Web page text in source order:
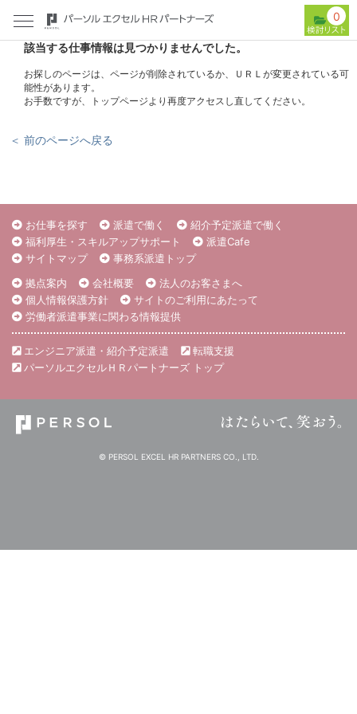
0
該当する仕事情報は見つかりませんでした。
お探しのページは、ページが削除されているか、ＵＲＬが変更されている可
能性があります。
お手数ですが、トップページより再度アクセスし直してください。
＜ 前のページへ戻る
お仕事を探す 派遣で働く
紹介予定派遣で働く
福利厚生・スキルアップサポート
派遣Cafe
サイトマップ
事務系派遣トップ
拠点案内
会社概要
法人のお客さまへ
個人情報保護方針
サイトのご利用にあたって
労働者派遣事業に関わる情報提供
エンジニア派遣・紹介予定派遣
転職支援
パーソルエクセルＨＲパートナーズ トップ
© PERSOL EXCEL HR PARTNERS CO., LTD.